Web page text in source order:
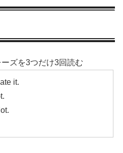
ズを3つだけ3回読む
it.